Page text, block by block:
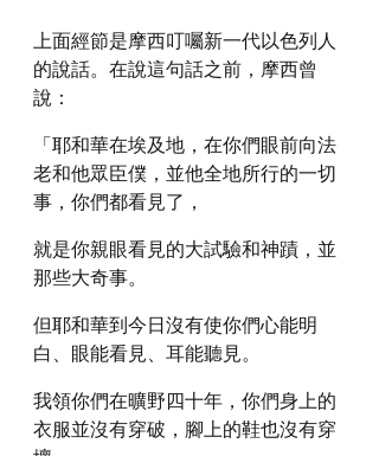
上面經節是摩西叮囑新一代以色列人
的說話。在說這句話之前，摩西曾
說：
「耶和華在埃及地，在你們眼前向法
老和他眾臣僕，並他全地所行的一切
事，你們都看見了，
就是你親眼看見的大試驗和神蹟，並
那些大奇事。
但耶和華到今日沒有使你們心能明
白、眼能看見、耳能聽見。
我領你們在曠野四十年，你們身上的
衣服並沒有穿破，腳上的鞋也沒有穿